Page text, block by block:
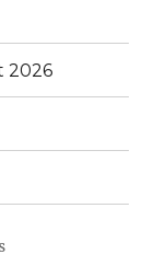
2026